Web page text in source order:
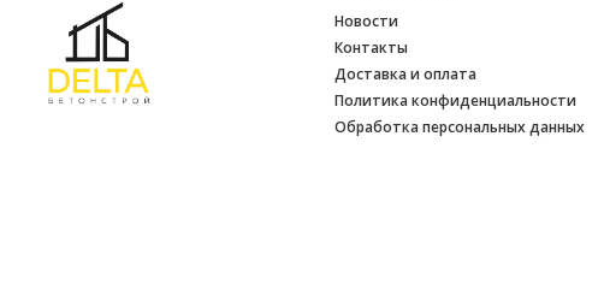
Новости
Контакты
Доставка и оплата
Политика конфиденциальности
Обработка персональных данных